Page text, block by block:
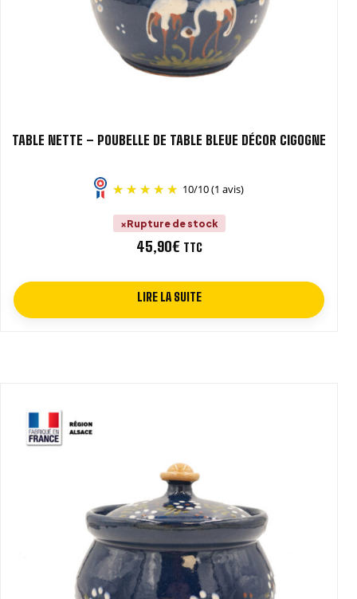
TABLE NETTE – POUBELLE DE TABLE BLEUE DÉCOR CIGOGNE
10/10(1 avis)
Rupture de stock
45,90€ TTC
LIRE LA SUITE